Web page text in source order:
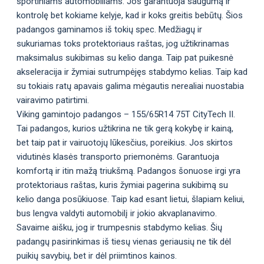
kontrolę bet kokiame kelyje, kad ir koks greitis bebūtų. Šios
padangos gaminamos iš tokių spec. Medžiagų ir
sukuriamas toks protektoriaus raštas, jog užtikrinamas
maksimalus sukibimas su kelio danga. Taip pat puikesnė
akseleracija ir žymiai sutrumpėjęs stabdymo kelias. Taip kad
su tokiais ratų apavais galima mėgautis nerealiai nuostabia
vairavimo patirtimi.
Viking gamintojo padangos – 155/65R14 75T CityTech II.
Tai padangos, kurios užtikrina ne tik gerą kokybę ir kainą,
bet taip pat ir vairuotojų lūkesčius, poreikius. Jos skirtos
vidutinės klasės transporto priemonėms. Garantuoja
komfortą ir itin mažą triukšmą. Padangos šonuose irgi yra
protektoriaus raštas, kuris žymiai pagerina sukibimą su
kelio danga posūkiuose. Taip kad esant lietui, šlapiam keliui,
bus lengva valdyti automobilį ir jokio akvaplanavimo.
Savaime aišku, jog ir trumpesnis stabdymo kelias. Šių
padangų pasirinkimas iš tiesų vienas geriausių ne tik dėl
puikių savybių, bet ir dėl priimtinos kainos.